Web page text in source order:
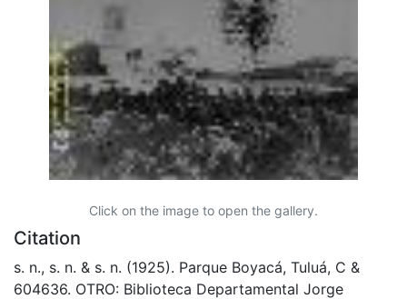
Click on the image to open the gallery.
Citation
s. n., s. n. & s. n. (1925). Parque Boyacá, Tuluá, C &
604636. OTRO: Biblioteca Departamental Jorge